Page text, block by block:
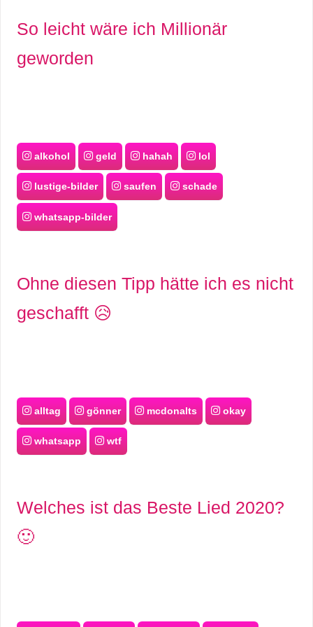
So leicht wäre ich Millionär
geworden
alkohol geld hahah lol
lustige-bilder saufen schade
whatsapp-bilder
Ohne diesen Tipp hätte ich es nicht
geschafft 😥
alltag gönner mcdonalts okay
whatsapp wtf
Welches ist das Beste Lied 2020?
🙂